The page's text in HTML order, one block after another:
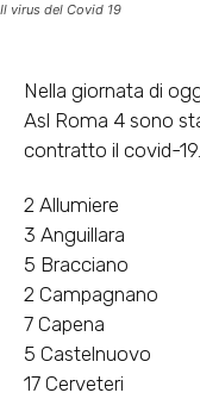
Il virus del Covid 19
Nella giornata di
Asl Roma 4 sono
contratto il covid-
2 Allumiere
3 Anguillara
5 Bracciano
2 Campagnano
7 Capena
5 Castelnuovo
17 Cerveteri